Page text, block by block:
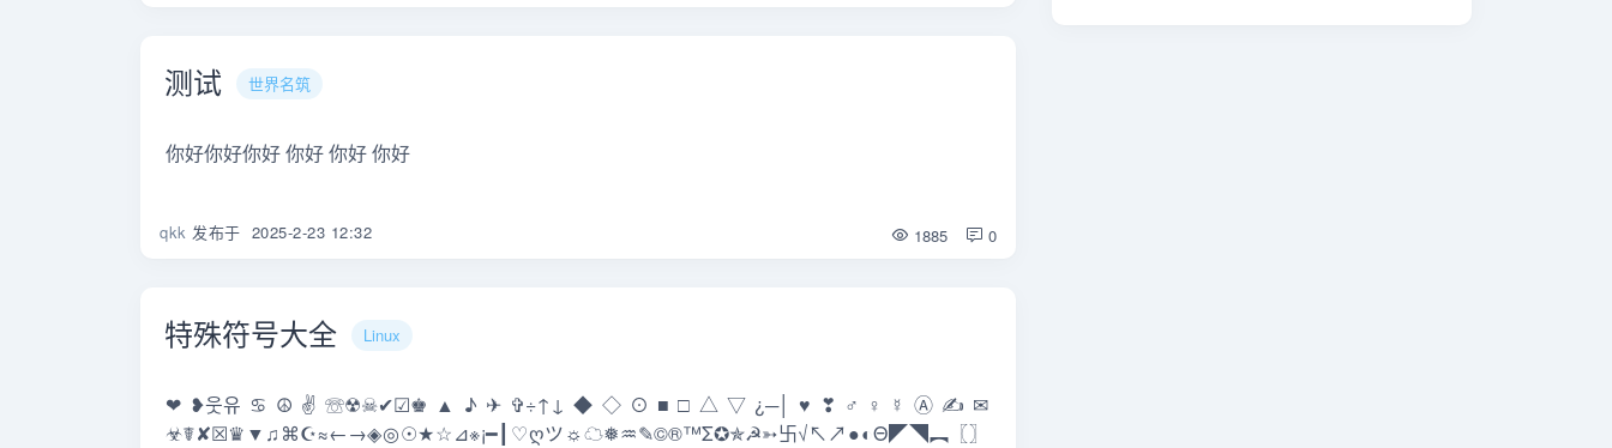
测试 世界名筑
你好你好你好 你好 你好 你好
qkk 发布于 2025-2-23 12:32 1885 0
特殊符号大全 Linux
❤❥웃유♋☮✌☏☢☠✔☑♚▲♪✈✞÷↑↓◆◇⊙■□△▽¿─│♥❣♂♀☿Ⓐ✍✉
☣☤✘☒♛▼♫⌘☪≈←→◈◎☉★☆⊿※¡━┃♡ღツ☼☁❅♒✎©®™Σ✪✯☭➳卐√↖↗●◐Θ◤◥︻〖〗